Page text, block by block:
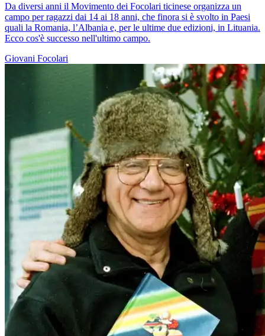
Da diversi anni il Movimento dei Focolari ticinese organizza un
campo per ragazzi dai 14 ai 18 anni, che finora si è svolto in Paesi
quali la Romania, l’Albania e, per le ultime due edizioni, in Lituania.
Ecco cos'è successo nell'ultimo campo.
Giovani Focolari